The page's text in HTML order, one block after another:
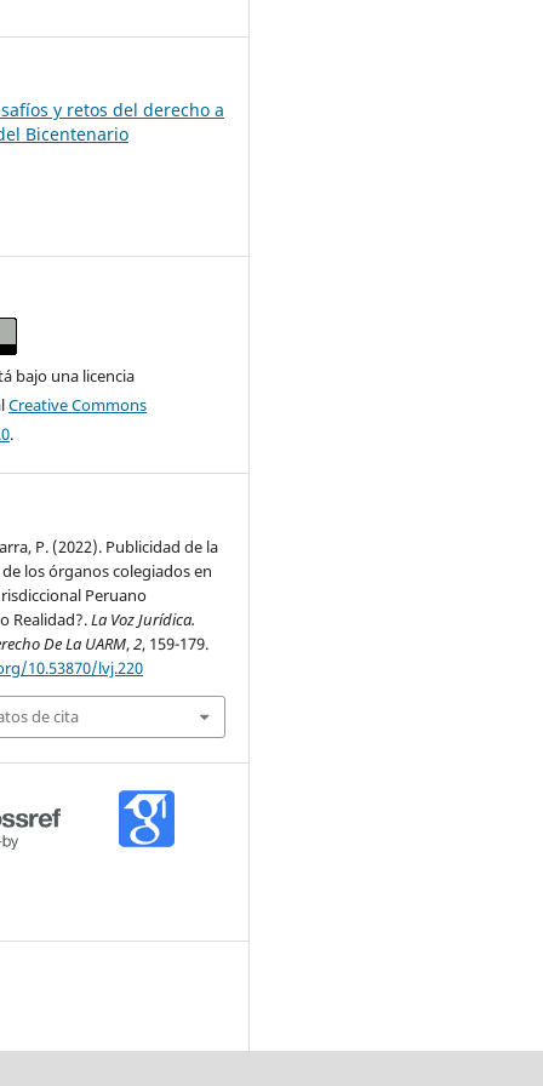
y retos del derecho a
Bicentenario
bajo una licencia
Creative Commons
.
P. (2022). Publicidad de la
los órganos colegiados en
Peruano
Realidad?.La Voz Jurídica.
De La UARM,2, 159-179.
10.53870/lvj.220
de cita